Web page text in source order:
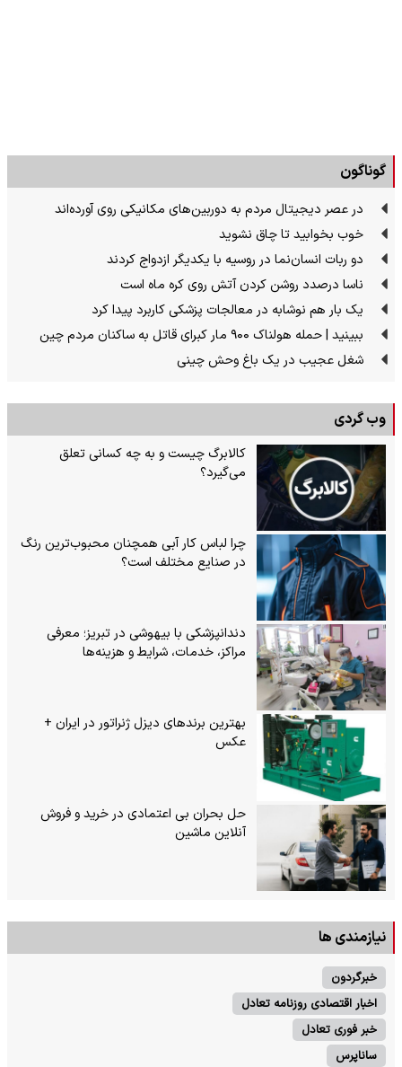
گوناگون
در عصر دیجیتال مردم به دوربین‌های مکانیکی روی آورده‌اند
خوب بخوابید تا چاق نشوید
دو ربات انسان‌نما در روسیه با یکدیگر ازدواج کردند
ناسا درصدد روشن کردن آتش روی کره ماه است
یک بار هم نوشابه در معالجات پزشکی کاربرد پیدا کرد
ببینید | حمله هولناک ۹۰۰ مار کبرای قاتل به ساکنان مردم چین
شغل عجیب در یک باغ وحش چینی
وب گردی
کالابرگ چیست و به چه کسانی تعلق
می‌گیرد؟
چرا لباس کار آبی همچنان محبوب‌ترین رنگ
در صنایع مختلف است؟
دندانپزشکی با بیهوشی در تبریز؛ معرفی
مراکز، خدمات، شرایط و هزینه‌ها
بهترین برندهای دیزل ژنراتور در ایران +
عکس
حل بحران بی‌ اعتمادی در خرید و فروش
آنلاین ماشین
نیازمندی ها
خبرگردون
اخبار اقتصادی روزنامه تعادل
خبر فوری تعادل
ساناپرس